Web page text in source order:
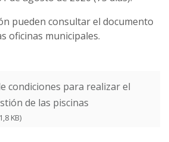
pueden consultar el documento
oficinas municipales.
condiciones para realizar el
de las piscinas
KB)